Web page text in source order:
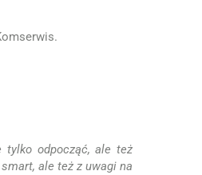
tylko odpocząć, ale też
ale też z uwagi na